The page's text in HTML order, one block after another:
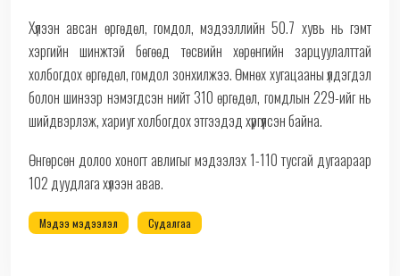
Хүлээн авсан өргөдөл, гомдол, мэдээллийн 50.7 хувь нь гэмт
хэргийн шинжтэй бөгөөд төсвийн хөрөнгийн зарцуулалттай
холбогдох өргөдөл, гомдол зонхилжээ. Өмнөх хугацааны үлдэгдэл
болон шинээр нэмэгдсэн нийт 310 өргөдөл, гомдлын 229-ийг нь
шийдвэрлэж, хариуг холбогдох этгээдэд хүргүүлсэн байна.
Өнгөрсөн долоо хоногт авлигыг мэдээлэх 1-110 тусгай дугаараар
102 дуудлага хүлээн авав.
Мэдээ мэдээлэл Судалгаа